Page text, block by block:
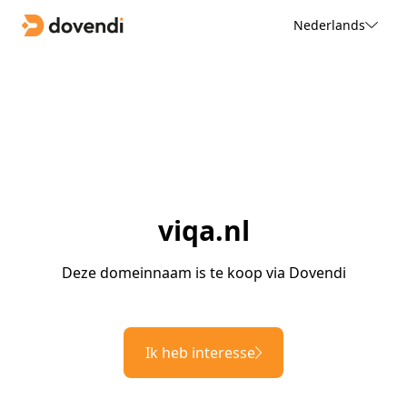
Nederlands
viqa.nl
Deze domeinnaam is te koop via Dovendi
Ik heb interesse